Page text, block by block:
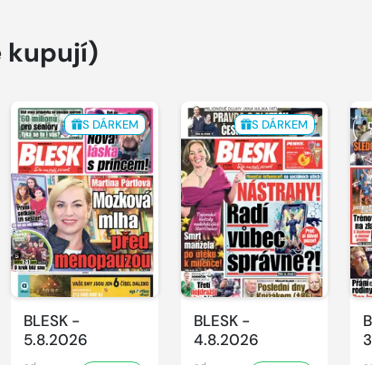
kupují)
S DÁRKEM
BLESK -
5.8.2026
S DÁRKEM
BLESK -
4.8.2026